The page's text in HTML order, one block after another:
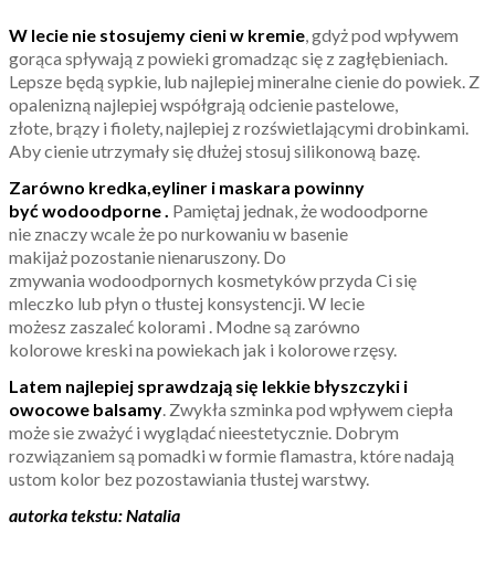
W lecie nie stosujemy cieni w kremie, gdyż pod wpływem
gorąca spływają z powieki gromadząc się z zagłębieniach.
Lepsze będą sypkie, lub najlepiej mineralne cienie do powiek. Z
opalenizną najlepiej współgrają odcienie pastelowe,
złote, brązy i fiolety, najlepiej z rozświetlającymi drobinkami.
Aby cienie utrzymały się dłużej stosuj silikonową bazę.
Zarówno kredka,eyliner i maskara powinny
być wodoodporne . Pamiętaj jednak, że wodoodporne
nie znaczy wcale że po nurkowaniu w basenie
makijaż pozostanie nienaruszony. Do
zmywania wodoodpornych kosmetyków przyda Ci się
mleczko lub płyn o tłustej konsystencji. W lecie
możesz zaszaleć kolorami . Modne są zarówno
kolorowe kreski na powiekach jak i kolorowe rzęsy.
Latem najlepiej sprawdzają się lekkie błyszczyki i
owocowe balsamy. Zwykła szminka pod wpływem ciepła
może sie zważyć i wyglądać nieestetycznie. Dobrym
rozwiązaniem są pomadki w formie flamastra, które nadają
ustom kolor bez pozostawiania tłustej warstwy.
autorka tekstu: Natalia